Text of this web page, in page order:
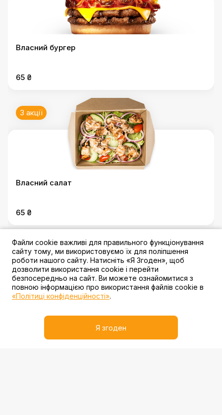
Власний бургер
65 ₴
3 акції
Власний салат
65 ₴
Файли cookie важливі для правильного функціонування
сайту тому, ми використовуємо їх для поліпшення
роботи нашого сайту. Натисніть «Я Згоден», щоб
дозволити використання cookie і перейти
безпосередньо на сайт. Ви можете ознайомитися з
повною інформацією про використання файлів cookie в
«Політиці конфіденційності».
Я згоден